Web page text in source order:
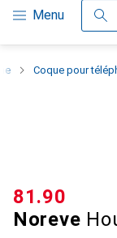
Navigation par
Menu
Coque pour
Noreve
CHF
81.90